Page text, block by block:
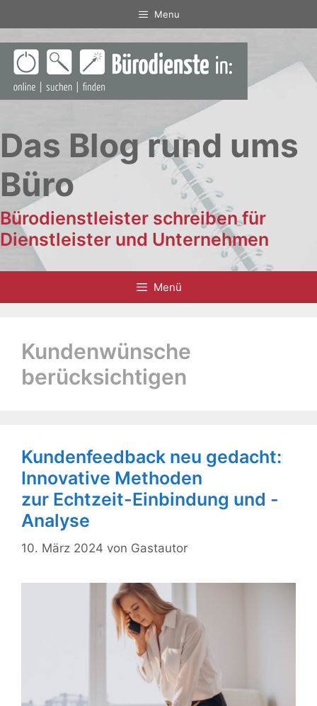
Inhalt
springen
Menu
Das Blog rund ums
Büro
Bürodienstleister schreiben für
Dienstleister und Unternehmen
Menü
Kundenwünsche
berücksichtigen
Kundenfeedback neu gedacht:
Innovative Methoden
zur Echtzeit-Einbindung und -
Analyse
10. März 2024 von Gastautor